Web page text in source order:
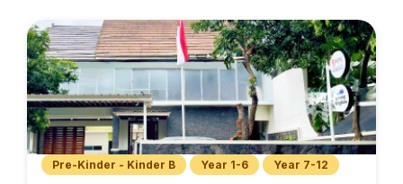
Pre-Kinder - Kinder B Year 1-6 Year 7-12